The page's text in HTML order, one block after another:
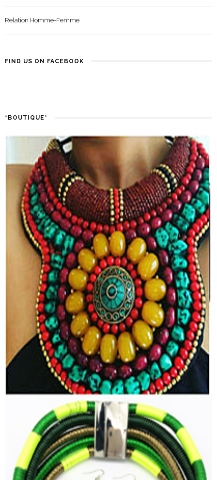
Relation Homme-Femme
FIND US ON FACEBOOK
*BOUTIQUE*